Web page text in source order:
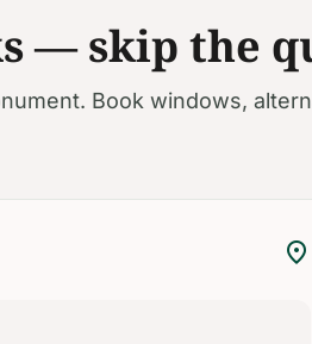
— skip the
Book windows,
location_on